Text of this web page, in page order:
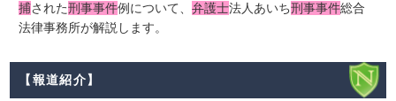
捕された刑事事件例について、弁護士法人あいち刑事事件総合
法律事務所が解説します。
【報道紹介】